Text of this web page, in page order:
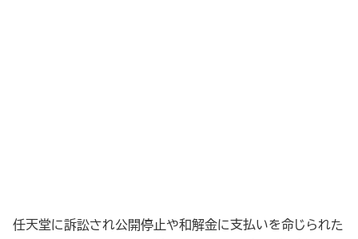
任天堂に訴訟され公開停止や和解金に支払いを命じられた